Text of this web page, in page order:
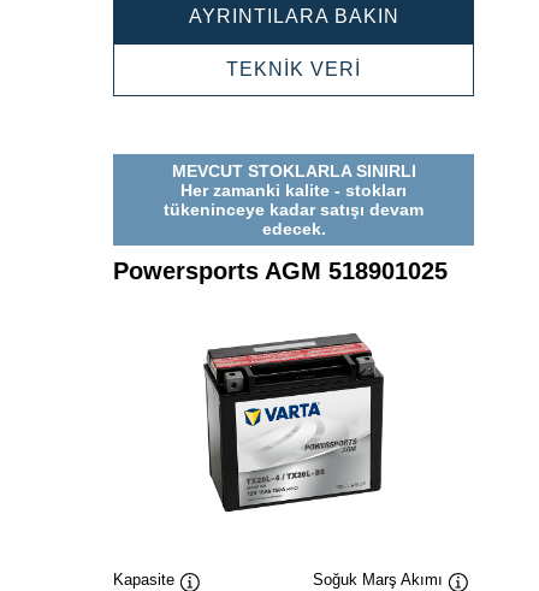
AYRINTILARA BAKIN
TEKNİK VERİ
MEVCUT STOKLARLA SINIRLI
Her zamanki kalite - stokları
tükeninceye kadar satışı devam
edecek.
Powersports AGM 518901025
Kapasite Soğuk Marş Akımı